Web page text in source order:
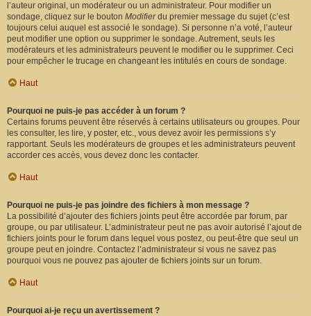
l’auteur original, un modérateur ou un administrateur. Pour modifier un
sondage, cliquez sur le bouton Modifierdu premier message du sujet (c’est
toujours celui auquel est associé le sondage). Si personne n’a voté, l’auteur
peut modifier une option ou supprimer le sondage. Autrement, seuls les
modérateurs et les administrateurs peuvent le modifier ou le supprimer. Ceci
pour empêcher le trucage en changeant les intitulés en cours de sondage.
Haut
Pourquoi ne puis-je pas accéder à un forum ?
Certains forums peuvent être réservés à certains utilisateurs ou groupes. Pour
les consulter, les lire, y poster, etc., vous devez avoir les permissions s’y
rapportant. Seuls les modérateurs de groupes et les administrateurs peuvent
accorder ces accès, vous devez donc les contacter.
Haut
Pourquoi ne puis-je pas joindre des fichiers à mon message ?
La possibilité d’ajouter des fichiers joints peut être accordée par forum, par
groupe, ou par utilisateur. L’administrateur peut ne pas avoir autorisé l’ajout de
fichiers joints pour le forum dans lequel vous postez, ou peut-être que seul un
groupe peut en joindre. Contactez l’administrateur si vous ne savez pas
pourquoi vous ne pouvez pas ajouter de fichiers joints sur un forum.
Haut
Pourquoi ai-je reçu un avertissement ?